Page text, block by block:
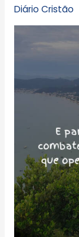
Diário Cristão